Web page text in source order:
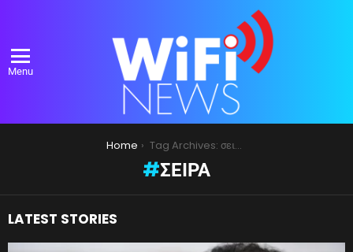
Menu
Home Tag Archives: σειρά
ΣΕΙΡΆ
LATEST STORIES